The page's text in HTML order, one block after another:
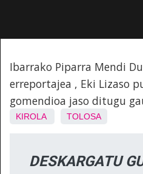
Ibarrako Piparra Mendi
erreportajea , Eki Lizaso
gomendioa jaso ditugu
KIROLA TOLOSA
DESKARGATU